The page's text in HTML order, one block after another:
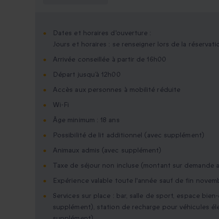
Dates et horaires d'ouverture :
Jours et horaires : se renseigner lors de la
Arrivée conseillée à partir de 16h00
Départ jusqu’à 12h00
Accès aux personnes à mobilité réduite
Wi-Fi
Âge minimum : 18 ans
Possibilité de lit additionnel (avec supplément)
Animaux admis (avec supplément)
Taxe de séjour non incluse (montant sur demande
Expérience valable toute l'année sauf de fin
Services sur place : bar, salle de sport, espace
supplément), station de recharge pour véhicules